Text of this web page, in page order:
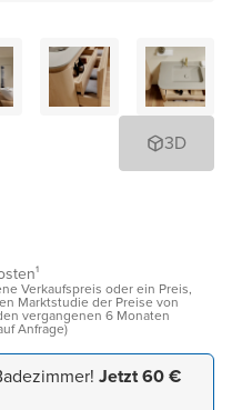
3D
Verkaufspreis oder ein Preis,
Marktstudie der Preise von
vergangenen 6 Monaten
Anfrage)
Jetzt 60 €